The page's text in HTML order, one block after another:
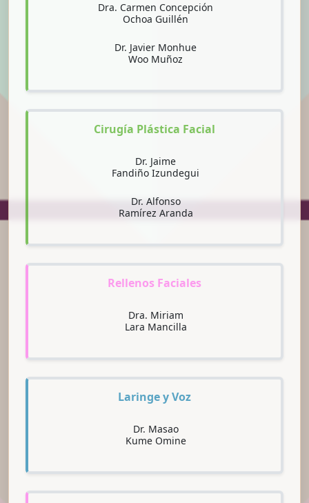
Dra. Carmen Concepción
Ochoa Guillén
Dr. Javier Monhue
Woo Muñoz
Cirugía Plástica Facial
Dr. Jaime
Fandiño Izundegui
Dr. Alfonso
Ramírez Aranda
Rellenos Faciales
Dra. Miriam
Lara Mancilla
Laringe y Voz
Dr. Masao
Kume Omine